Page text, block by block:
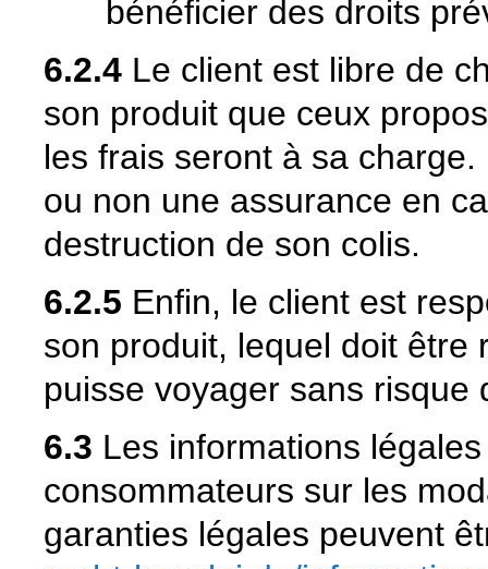
bénéficier des droits
6.2.4 Le client est libre de
son produit que ceux
les frais seront à sa
ou non une assurance en
destruction de son colis.
6.2.5 Enfin, le client est
son produit, lequel doit être
puisse voyager sans
6.3 Les informations
consommateurs sur les
garanties légales peuvent